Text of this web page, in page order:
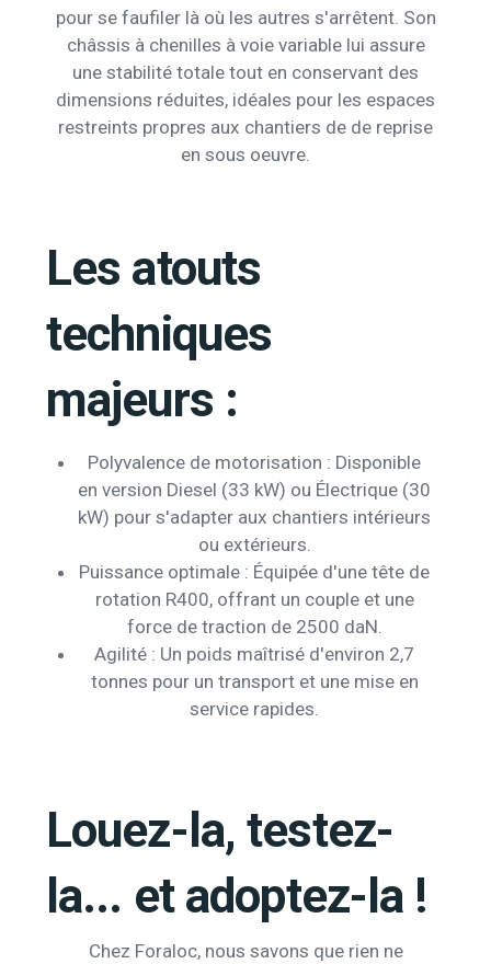
pour se faufiler là où les autres s'arrêtent. Son
châssis à chenilles à voie variable lui assure
une stabilité totale tout en conservant des
dimensions réduites, idéales pour les espaces
restreints propres aux chantiers de de reprise
en sous oeuvre.
Les atouts
techniques
majeurs :
Polyvalence de motorisation : Disponible
en version Diesel (33 kW) ou Électrique (30
kW) pour s'adapter aux chantiers intérieurs
ou extérieurs.
Puissance optimale : Équipée d'une tête de
rotation R400, offrant un couple et une
force de traction de 2500 daN.
Agilité : Un poids maîtrisé d'environ 2,7
tonnes pour un transport et une mise en
service rapides.
Louez-la, testez-
la... et adoptez-la !
Chez Foraloc, nous savons que rien ne